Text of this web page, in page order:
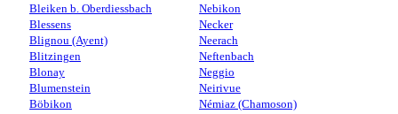
Bleiken b. Oberdiessbach
Blessens
Blignou (Ayent)
Blitzingen
Blonay
Blumenstein
Böbikon
Nebikon
Necker
Neerach
Neftenbach
Neggio
Neirivue
Némiaz (Chamoson)